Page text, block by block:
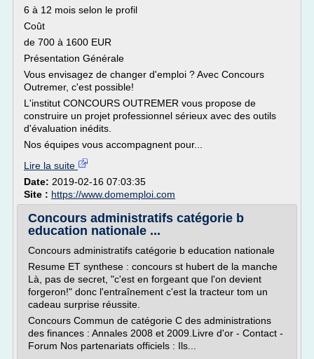
6 à 12 mois selon le profil
Coût
de 700 à 1600 EUR
Présentation Générale
Vous envisagez de changer d'emploi ? Avec Concours
Outremer, c'est possible!
L'institut CONCOURS OUTREMER vous propose de
construire un projet professionnel sérieux avec des outils
d'évaluation inédits.
Nos équipes vous accompagnent pour...
Lire la suite
Date: 2019-02-16 07:03:35
Site : https://www.domemploi.com
Concours administratifs catégorie b
education nationale ...
Concours administratifs catégorie b education nationale
Resume ET synthese : concours st hubert de la manche
Là, pas de secret, "c'est en forgeant que l'on devient
forgeron!" donc l'entraînement c'est la tracteur tom un
cadeau surprise réussite.
Concours Commun de catégorie C des administrations
des finances : Annales 2008 et 2009.Livre d'or - Contact -
Forum Nos partenariats officiels : Ils...